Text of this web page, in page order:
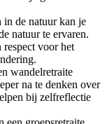
in de natuur kan je
natuur te ervaren.
voor het
wandelretraite
na te denken over
bij zelfreflectie